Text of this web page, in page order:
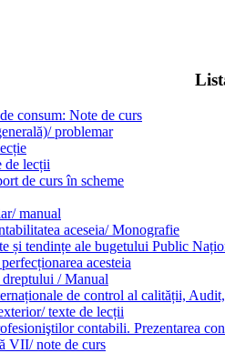
consum: Note de curs
problemar
de lecții
de curs în scheme
manual
aceseia/ Monografie
și tendințe ale bugetului Public
acesteia
/ Manual
de control al calității,
texte de lecții
contabili. Prezentarea
VII/ note de curs